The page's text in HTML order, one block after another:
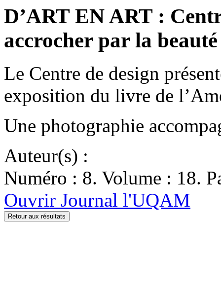
D’ART EN ART :
accrocher par la
Le Centre de design
exposition du livre de
Une photographie
Auteur(s) :
Numéro : 8. Volume : 18.
Ouvrir Journal l'UQAM
Retour aux résultats